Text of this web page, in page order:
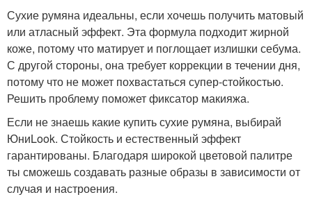
Сухие румяна идеальны, если хочешь получить матовый
или атласный эффект. Эта формула подходит жирной
коже, потому что матирует и поглощает излишки себума.
С другой стороны, она требует коррекции в течении дня,
потому что не может похвастаться супер-стойкостью.
Решить проблему поможет фиксатор макияжа.
Если не знаешь какие купить сухие румяна, выбирай
ЮниLook. Стойкость и естественный эффект
гарантированы. Благодаря широкой цветовой палитре
ты сможешь создавать разные образы в зависимости от
случая и настроения.